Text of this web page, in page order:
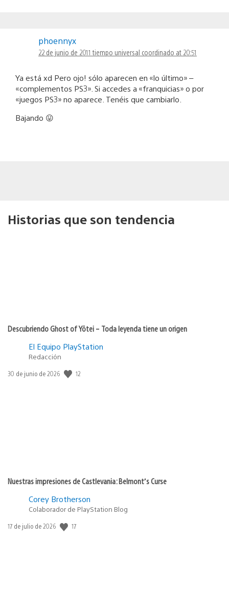
phoennyx
22 de junio de 2011 tiempo universal coordinado at 20:51
Ya está xd Pero ojo! sólo aparecen en «lo último» –
«complementos PS3». Si accedes a «franquicias» o por
«juegos PS3» no aparece. Tenéis que cambiarlo.
Bajando 😛
Historias que son tendencia
Descubriendo Ghost of Yōtei – Toda leyenda tiene un origen
El Equipo PlayStation
Redacción
Fecha
30 de junio de 2026 12
Nuestras impresiones de Castlevania: Belmont’s Curse
Corey Brotherson
Colaborador de PlayStation Blog
Fecha
17 de julio de 2026 17